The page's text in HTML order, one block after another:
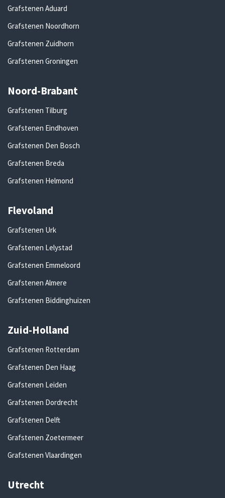
Grafstenen Aduard
Grafstenen Noordhorn
Grafstenen Zuidhorn
Grafstenen Groningen
Noord-Brabant
Grafstenen Tilburg
Grafstenen Eindhoven
Grafstenen Den Bosch
Grafstenen Breda
Grafstenen Helmond
Flevoland
Grafstenen Urk
Grafstenen Lelystad
Grafstenen Emmeloord
Grafstenen Almere
Grafstenen Biddinghuizen
Zuid-Holland
Grafstenen Rotterdam
Grafstenen Den Haag
Grafstenen Leiden
Grafstenen Dordrecht
Grafstenen Delft
Grafstenen Zoetermeer
Grafstenen Vlaardingen
Utrecht